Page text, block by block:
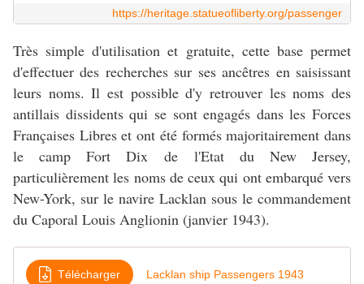
https://heritage.statueofliberty.org/passenger
Très simple d'utilisation et gratuite, cette base permet
d'effectuer des recherches sur ses ancêtres en saisissant
leurs noms. Il est possible d'y retrouver les noms des
antillais dissidents qui se sont engagés dans les Forces
Françaises Libres et ont été formés majoritairement dans
le camp Fort Dix de l'Etat du New Jersey,
particulièrement les noms de ceux qui ont embarqué vers
New-York, sur le navire Lacklan sous le commandement
du Caporal Louis Anglionin (janvier 1943).
Télécharger Lacklan ship Passengers 1943